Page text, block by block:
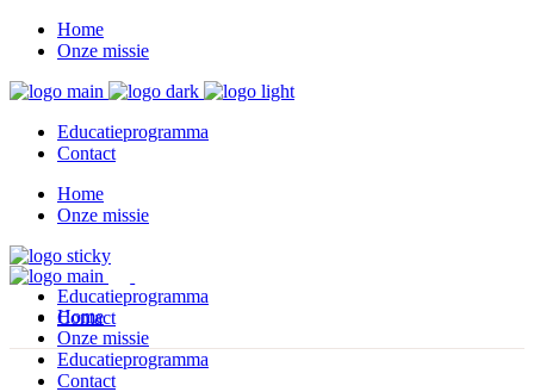
Home
Onze missie
Educatieprogramma
Contact
Home
Onze missie
Educatieprogramma
Contact
Home
Onze missie
Educatieprogramma
Contact